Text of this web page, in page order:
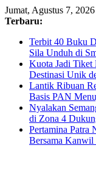
Skip
to
Jumat, Agustus 7, 2026
Terbaru:
Terbit 40 Buku
Sila Unduh di
Kuota Jadi
Destinasi Unik
Lantik Ribuan
Basis PAN
Nyalakan
di Zona 4
Pertamina Patra
Bersama Kanwil